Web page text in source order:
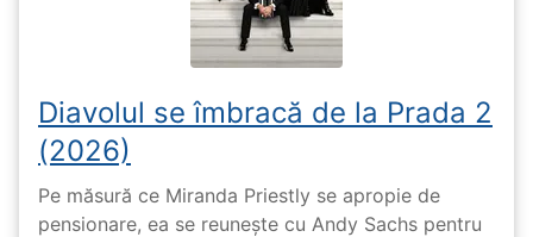
Diavolul se îmbracă de la Prada 2
(2026)
Pe măsură ce Miranda Priestly se apropie de
pensionare, ea se reunește cu Andy Sachs pentru